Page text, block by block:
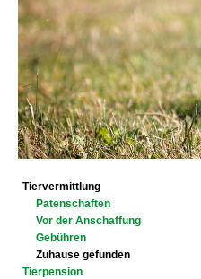
Tiervermittlung
Patenschaften
Vor der Anschaffung
Gebühren
Zuhause gefunden
Tierpension